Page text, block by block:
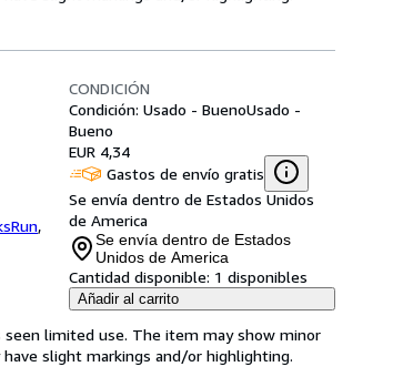
,
CONDICIÓN
Condición: Usado - BuenoUsado -
Bueno
EUR 4,34
Gastos de envío gratis
Se envía dentro de Estados Unidos
de America
Se envía dentro de Estados
Unidos de America
Cantidad disponible: 1 disponibles
Añadir al carrito
seen limited use. The item may show minor
slight markings and/or highlighting.